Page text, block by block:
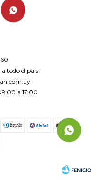
todo el país
a 17:00
